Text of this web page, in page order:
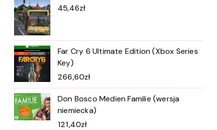
45,46zł
Far Cry 6 Ultimate Edition (Xbox Series
Key)
266,60zł
Don Bosco Medien Familie (wersja
niemiecka)
121,40zł